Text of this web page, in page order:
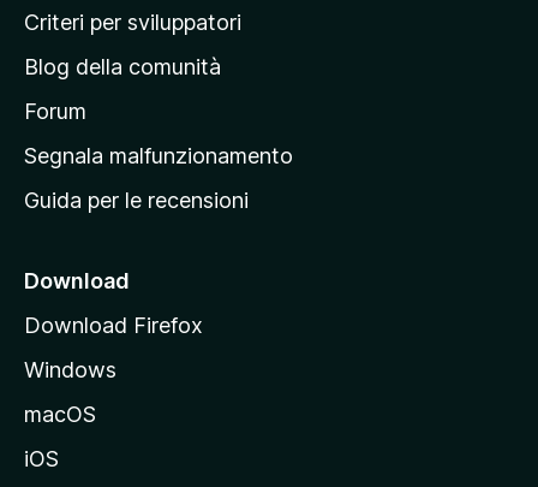
i
a
p
r
n
i
a
l
e
Criteri per sviluppatori
Blog della comunità
Forum
Segnala malfunzionamento
Guida per le recensioni
Download
Download Firefox
Windows
macOS
iOS